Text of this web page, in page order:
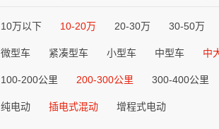
10万以下 10-20万 20-30万 30-50万
微型车 紧凑型车 小型车 中型车 中
100-200公里 200-300公里 300-400公里
纯电动 插电式混动 增程式电动